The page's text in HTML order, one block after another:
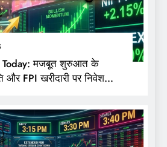
Today: मजबूत शुरुआत के
FPI खरीदारी पर निवेशकों